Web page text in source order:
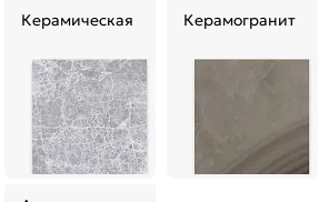
Керамическая Керамогранит